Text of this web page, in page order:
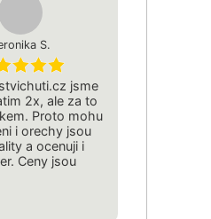
S.
jsme
2x, ale za to
Proto mohu
i orechy jsou
a ocenuji i
Ceny jsou